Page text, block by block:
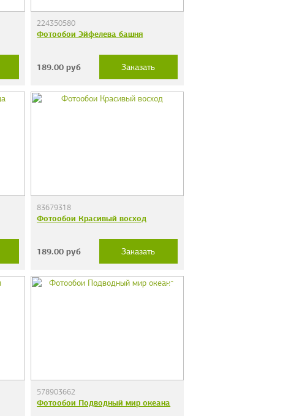
224350580
Фотообои Эйфелева башня
189.00 руб Заказать
83679318
Фотообои Красивый восход
189.00 руб Заказать
578903662
Фотообои Подводный мир океана